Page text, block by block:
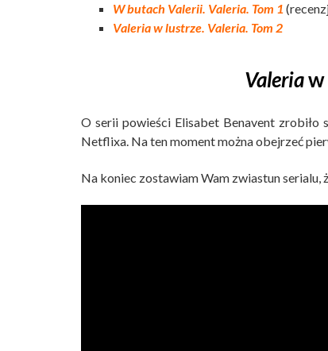
W butach Valerii. Valeria. Tom 1
Valeria w lustrze. Valeria. Tom 2
Valeriaw
O serii powieści Elisabet Benavent zrobiło
Netflixa. Na ten moment można obejrzeć
Na koniec zostawiam Wam zwiastun